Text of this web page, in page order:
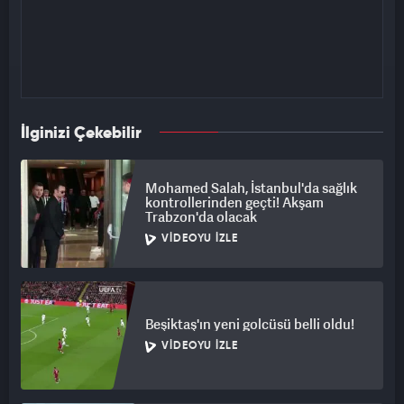
İlginizi Çekebilir
Mohamed Salah, İstanbul'da sağlık
kontrollerinden geçti! Akşam
Trabzon'da olacak
VIDEOYU İZLE
Beşiktaş'ın yeni golcüsü belli oldu!
VIDEOYU İZLE